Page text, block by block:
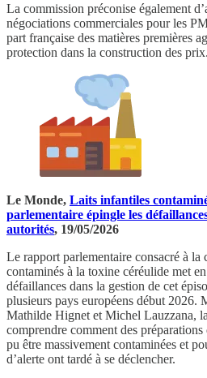
La commission préconise également
négociations commerciales pour les
part française des matières premières
protection dans la construction des prix.
Le Monde, Laits infantiles
parlementaire épingle les
autorités, 19/05/2026
Le rapport parlementaire consacré à la
contaminés à la toxine céréulide met
défaillances dans la gestion de cet
plusieurs pays européens début 2026.
Mathilde Hignet et Michel Lauzzana,
comprendre comment des
pu être massivement contaminées et
d’alerte ont tardé à se déclencher.